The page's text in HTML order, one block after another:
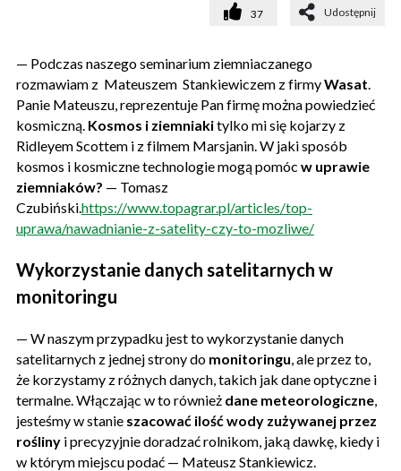
37 Udostępnij
— Podczas naszego seminarium ziemniaczanego
rozmawiam z Mateuszem Stankiewiczem z firmyWasat
Panie Mateuszu, reprezentuje Pan firmę można powiedzieć
kosmiczną. Kosmos i ziemniakitylko mi się kojarzy z
Ridleyem Scottem i z filmem Marsjanin. W jaki sposób
kosmos i kosmiczne technologie mogą pomóc w uprawie
ziemniaków? — Tomasz
Czubiński.https://www.topagrar.pl/articles/top-
uprawa/nawadnianie-z-satelity-czy-to-mozliwe/
Wykorzystanie danych satelitarnych w
monitoringu
— W naszym przypadku jest to wykorzystanie danych
satelitarnych z jednej strony do monitoringu , ale przez to,
że korzystamy z różnych danych, takich jak dane optyczne i
termalne. Włączając w to również dane meteorologiczne
jesteśmy w stanie szacować ilość wody zużywanej przez
rośliny i precyzyjnie doradzać rolnikom, jaką dawkę, kiedy i
w którym miejscu podać — Mateusz Stankiewicz.